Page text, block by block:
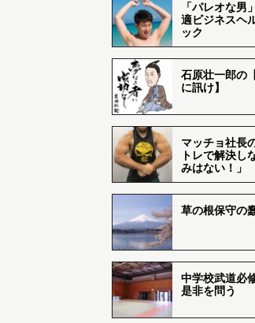
「パレオな男
適ビジネスヘ
ック
石原壮一郎の
に訊け】
マッチョ社長
トレで解決し
みはない！」
草の根保守の
中学校武道必
是非を問う